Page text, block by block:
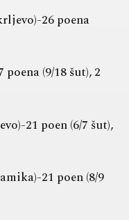
26 poena
(9/18 šut), 2
21 poen (6/7 šut),
21 poen (8/9